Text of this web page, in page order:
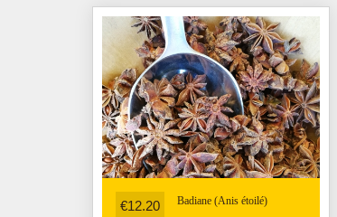
€12.20 Badiane (Anis étoilé)